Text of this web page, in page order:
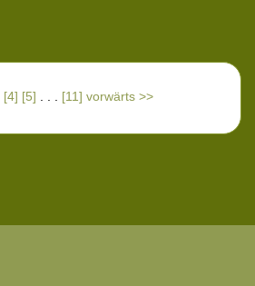
[4] [5] [11] vorwärts >>